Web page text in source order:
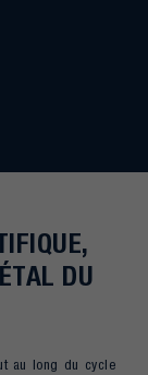
DU
au long du cycle